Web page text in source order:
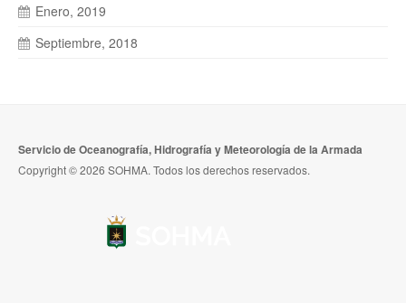
Enero, 2019
Septiembre, 2018
Servicio de Oceanografía, Hidrografía y Meteorología de la Armada
Copyright © 2026 SOHMA. Todos los derechos reservados.